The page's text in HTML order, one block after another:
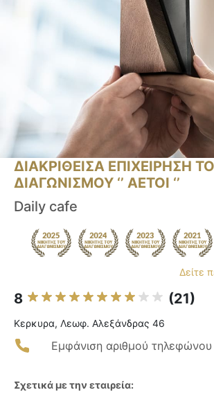
ΔΙΑΚΡΙΘΕΙΣΑ ΕΠΙΧΕΙΡΗΣΗ
ΔΙΑΓΩΝΙΣΜΟΥ ‘’ ΑΕΤΟΙ ‘’
Daily cafe
Δείτε
8 (21)
Κερκυρα, Λεωφ. Αλεξάνδρας 46
Εμφάνιση αριθμού τηλεφώνου
Σχετικά με την εταιρεία: